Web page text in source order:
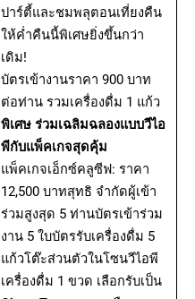
ปาร์ตี้และชมพลุตอนเที่ยงคืน
ให้ค่ำคืนนี้พิเศษยิ่งขึ้นกว่า
เดิม!
บัตรเข้างานราคา 900 บาท
ต่อท่าน รวมเครื่องดื่ม 1 แก้ว
พิเศษ ร่วมเฉลิมฉลองแบบวีไอ
พีกับแพ็คเกจสุดคุ้ม
แพ็คเกจเอ็กซ์คลูซีฟ: ราคา
12,500 บาทสุทธิ จำกัดผู้เข้า
ร่วมสูงสุด 5 ท่านบัตรเข้าร่วม
งาน 5 ใบบัตรรับเครื่องดื่ม 5
แก้วโต๊ะส่วนตัวในโซนวีไอพี
เครื่องดื่ม 1 ขวด เลือกรับเป็น